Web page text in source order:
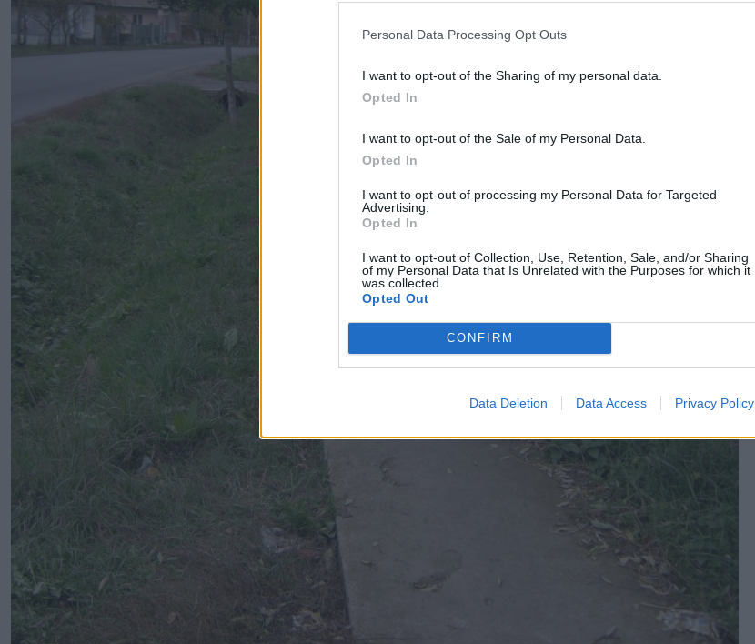
Personal Data Processing Opt Outs
I want to opt-out of the Sharing of my personal data.
Opted In
I want to opt-out of the Sale of my Personal Data.
Opted In
I want to opt-out of processing my Personal Data for Targeted
Advertising.
Opted In
I want to opt-out of Collection, Use, Retention, Sale, and/or Sharing
of my Personal Data that Is Unrelated with the Purposes for which it
was collected.
Opted Out
CONFIRM
Data Deletion Data Access Privacy Policy